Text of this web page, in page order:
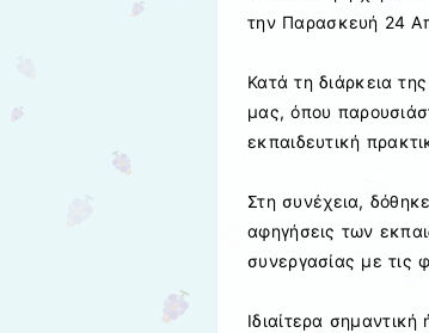
την Παρασκευή 24
Κατά τη διάρκεια
μας, όπου
εκπαιδευτική
Στη συνέχεια,
αφηγήσεις των
συνεργασίας με τις
Ιδιαίτερα